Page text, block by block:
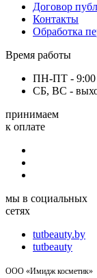
Договор
Контакты
Обработка
Время работы
ПН-ПТ - 9:00
СБ, ВС -
принимаем
к оплате
мы в социальных
сетях
tutbeauty.by
tutbeauty
ООО «Имидж косметик»